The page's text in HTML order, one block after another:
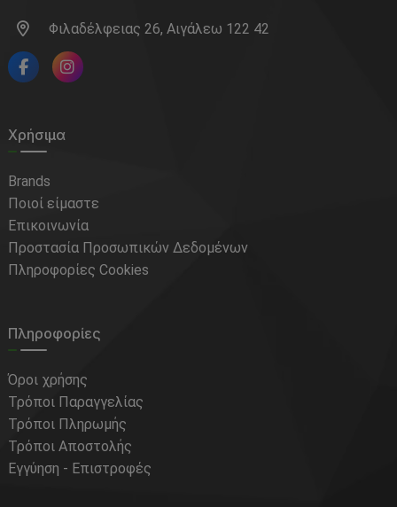
Φιλαδέλφειας 26, Αιγάλεω 122 42
Χρήσιμα
Brands
Ποιοί είμαστε
Επικοινωνία
Προστασία Προσωπικών Δεδομένων
Πληροφορίες Cookies
Πληροφορίες
Όροι χρήσης
Τρόποι Παραγγελίας
Τρόποι Πληρωμής
Τρόποι Αποστολής
Εγγύηση - Επιστροφές